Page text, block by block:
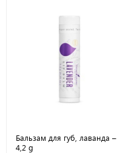
Бальзам для губ, лаванда –
4,2 g